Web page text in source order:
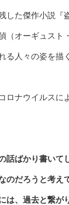
した傑作小説『
（オーギュスト
る人々の姿を描
ロナウイルスに
話ばかり書いて
のだろうと考え
は、過去と繋が